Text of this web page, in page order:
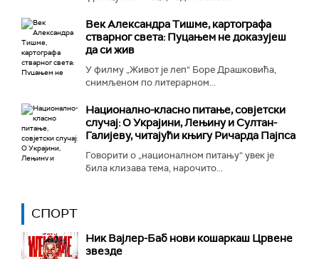
Век Александра Тишме, картографа
стварног света: Пуцањем не доказујеш
да си жив
У филму „Живот је леп“ Боре Драшковића,
снимљеном по литерарном...
Национално-класнo питање, совјетски
случај: О Украјини, Лењину и Султан-
Галијеву, читајући књигу Ричарда Пајпса
Говорити о „националном питању“ увек је
била клизава тема, нарочито...
СПОРТ
Ник Вајлер-Баб нови кошаркаш Црвене
звезде